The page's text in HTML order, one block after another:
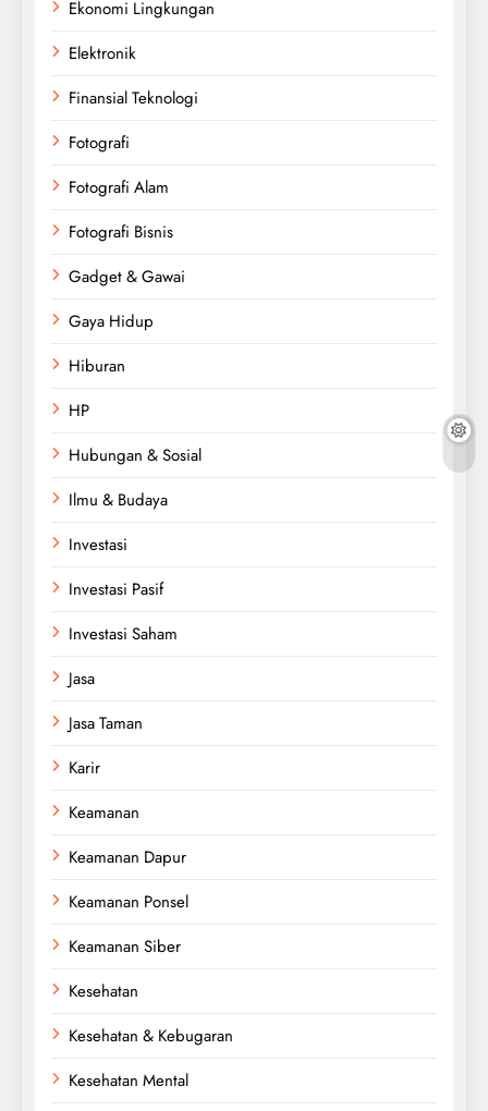
Ekonomi Lingkungan
Elektronik
Finansial Teknologi
Fotografi
Fotografi Alam
Fotografi Bisnis
Gadget & Gawai
Gaya Hidup
Hiburan
HP
Hubungan & Sosial
Ilmu & Budaya
Investasi
Investasi Pasif
Investasi Saham
Jasa
Jasa Taman
Karir
Keamanan
Keamanan Dapur
Keamanan Ponsel
Keamanan Siber
Kesehatan
Kesehatan & Kebugaran
Kesehatan Mental